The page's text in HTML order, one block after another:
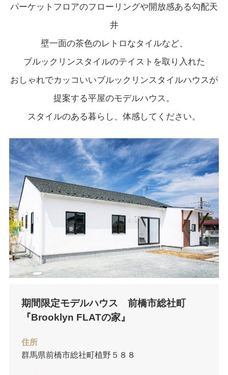
パーケットフロアのフローリングや開放感ある勾配天
井
壁一面の茶色のレトロなタイルなど、
ブルックリンスタイルのテイストを取り入れた
おしゃれでカッコいいブルックリンスタイルハウスが
提案する平屋のモデルハウス。
スタイルのある暮らし、体感してください。
期間限定モデルハウス 前橋市総社町
『Brooklyn FLATの家』
住所
群馬県前橋市総社町植野５８８